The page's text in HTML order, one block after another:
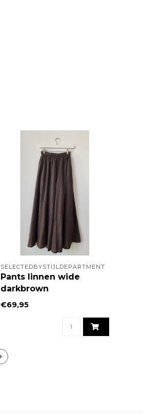
SELECTEDBYSTIJLDEPARTMENT
Pants linnen wide
darkbrown
€69,95